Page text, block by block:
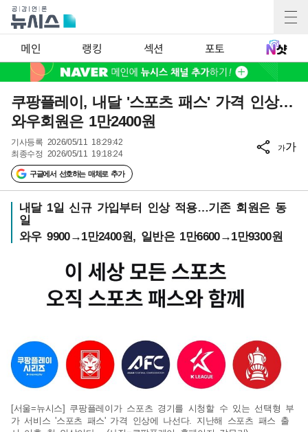
메인 랭킹 섹션 포토
쿠팡플레이, 내달 '스포츠 패스' 가격 인상…
와우회원은 1만2400원
기사등록 2026/05/11 18:29:42
최종수정 2026/05/11 19:18:24
구글에서 선호하는 매체로 추가
가가
내달 1일 신규 가입부터 인상 적용…기존 회원은 동
일
와우 9900→1만2400원, 일반은 1만6600→1만9300원
[서울=뉴시스] 쿠팡플레이가 스포츠 경기를 시청할 수 있는 선택형 부
가 서비스 '스포츠 패스' 가격 인상에 나선다. 지난해 스포츠 패스 출